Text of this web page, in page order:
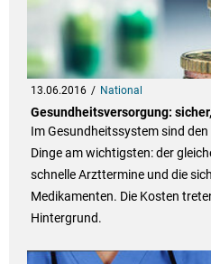
13.06.2016 National
Gesundheitsversorgung:
Im Gesundheitssystem sind
Dinge am wichtigsten: der
schnelle Arzttermine und die
Medikamenten. Die Kosten
Hintergrund.